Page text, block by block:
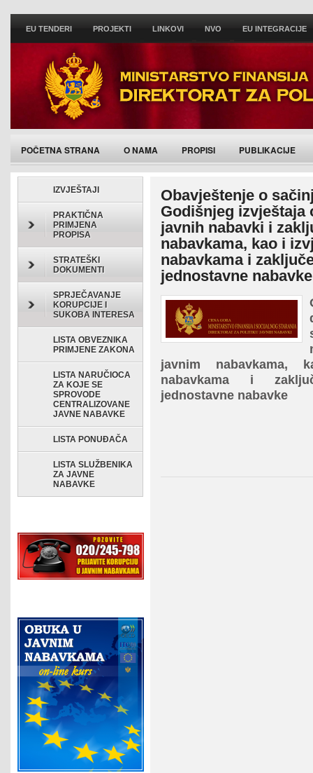
EU TENDERI PROJEKTI LINKOVI NVO EU INTEGRACIJE
POČETNA STRANA O NAMA PROPISI PUBLIKACIJE
IZVJEŠTAJI
PRAKTIČNA
PRIMJENA
PROPISA
STRATEŠKI
DOKUMENTI
SPRJEČAVANJE
KORUPCIJE I
SUKOBA INTERESA
LISTA OBVEZNIKA
PRIMJENE ZAKONA
LISTA NARUČIOCA
ZA KOJE SE
SPROVODE
CENTRALIZOVANE
JAVNE NABAVKE
LISTA PONUĐAČA
LISTA SLUŽBENIKA
ZA JAVNE
NABAVKE
Obavještenje o
Godišnjeg izvještaja
javnih nabavki i
nabavkama, kao i
nabavkama i
jednostavne nabavke
javnim nabavkama,
nabavkama i
jednostavne nabavke